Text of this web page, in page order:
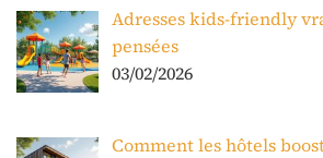
Adresses kids-friendly
pensées
03/02/2026
Comment les hôtels